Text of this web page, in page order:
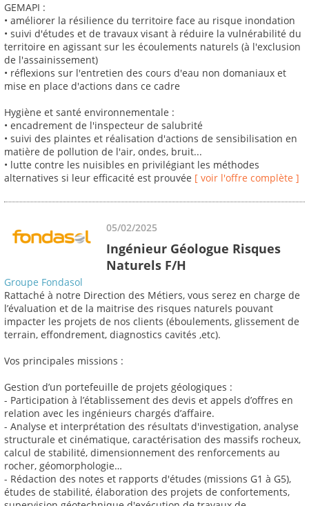
GEMAPI :
• améliorer la résilience du territoire face au risque inondation
• suivi d'études et de travaux visant à réduire la vulnérabilité du
territoire en agissant sur les écoulements naturels (à l'exclusion
de l'assainissement)
• réflexions sur l'entretien des cours d'eau non domaniaux et
mise en place d'actions dans ce cadre
Hygiène et santé environnementale :
• encadrement de l'inspecteur de salubrité
• suivi des plaintes et réalisation d'actions de sensibilisation en
matière de pollution de l'air, ondes, bruit...
• lutte contre les nuisibles en privilégiant les méthodes
alternatives si leur efficacité est prouvée [ voir l'offre complète ]
05/02/2025
Ingénieur Géologue Risques
Naturels F/H
Groupe Fondasol
Rattaché à notre Direction des Métiers, vous serez en charge de
l’évaluation et de la maitrise des risques naturels pouvant
impacter les projets de nos clients (éboulements, glissement de
terrain, effondrement, diagnostics cavités ,etc).
Vos principales missions :
Gestion d’un portefeuille de projets géologiques :
- Participation à l’établissement des devis et appels d’offres en
relation avec les ingénieurs chargés d’affaire.
- Analyse et interprétation des résultats d'investigation, analyse
structurale et cinématique, caractérisation des massifs rocheux,
calcul de stabilité, dimensionnement des renforcements au
rocher, géomorphologie…
- Rédaction des notes et rapports d'études (missions G1 à G5),
études de stabilité, élaboration des projets de confortements,